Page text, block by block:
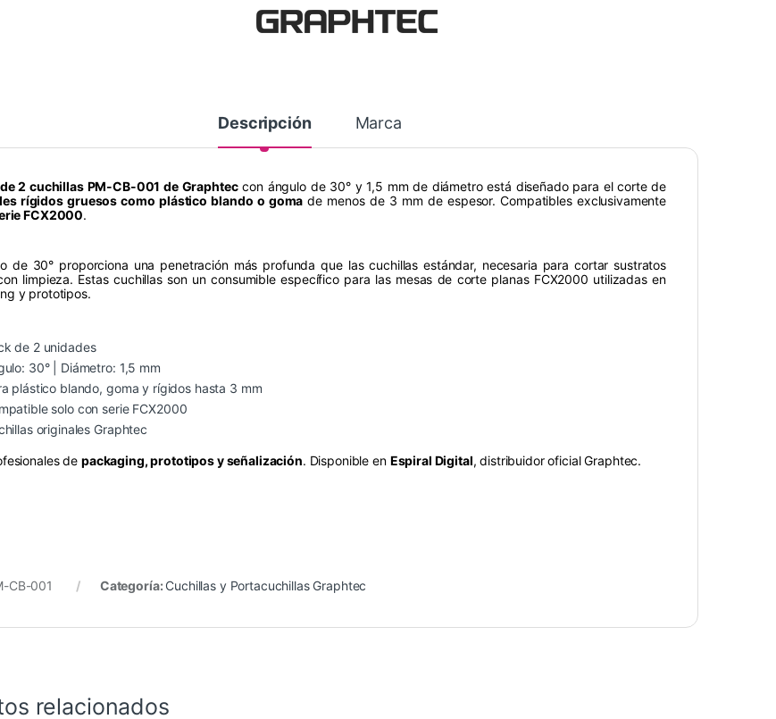
Descripción Marca
2 cuchillas PM-CB-001 de Graphteccon ángulo de 30° y 1,5 mm de diámetro está diseñado para el corte de
rígidos gruesos como plástico blando o goma de menos de 3 mm de espesor. Compatibles exclusivamente
FCX2000.
de 30° proporciona una penetración más profunda que las cuchillas estándar, necesaria para cortar sustratos
limpieza. Estas cuchillas son un consumible específico para las mesas de corte planas FCX2000 utilizadas en
y prototipos.
de 2 unidades
30° | Diámetro: 1,5 mm
plástico blando, goma y rígidos hasta 3 mm
solo con serie FCX2000
originales Graphtec
de packaging, prototipos y señalización. Disponible en Espiral Digital, distribuidor oficial Graphtec.
CB-001 Categoría: Cuchillas y Portacuchillas Graphtec
relacionados